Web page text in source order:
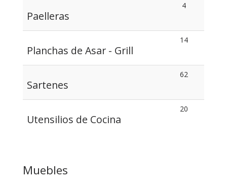
Paelleras
4
Planchas de Asar - Grill
14
Sartenes
62
Utensilios de Cocina
20
Muebles